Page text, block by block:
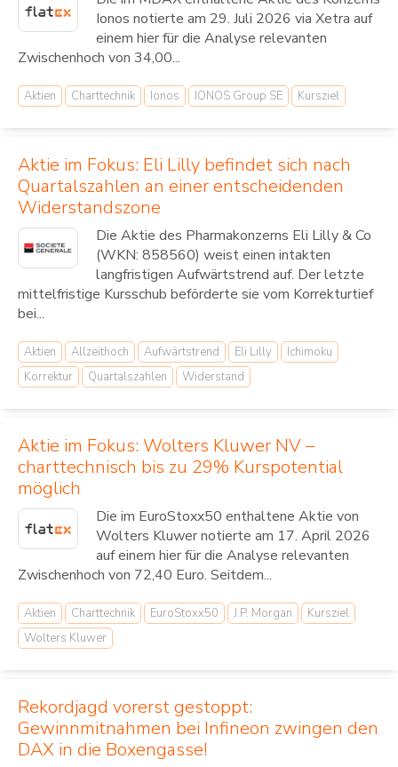
Ionos notierte am 29. Juli 2026 via Xetra auf
einem hier für die Analyse relevanten
Zwischenhoch von 34,00...
Aktien Charttechnik Ionos IONOS Group SE Kursziel
Aktie im Fokus: Eli Lilly befindet sich nach
Quartalszahlen an einer entscheidenden
Widerstandszone
Die Aktie des Pharmakonzerns Eli Lilly & Co
(WKN: 858560) weist einen intakten
langfristigen Aufwärtstrend auf. Der letzte
mittelfristige Kursschub beförderte sie vom Korrekturtief
bei...
Aktien Allzeithoch Aufwärtstrend Eli Lilly
Ichimoku
Korrektur
Quartalszahlen Widerstand
Aktie im Fokus: Wolters Kluwer NV –
charttechnisch bis zu 29% Kurspotential
möglich
Die im EuroStoxx50 enthaltene Aktie von
Wolters Kluwer notierte am 17. April 2026
auf einem hier für die Analyse relevanten
Zwischenhoch von 72,40 Euro. Seitdem...
Aktien Charttechnik EuroStoxx50 J.P. Morgan
Kursziel
Wolters Kluwer
Rekordjagd vorerst gestoppt:
Gewinnmitnahmen bei Infineon zwingen den
DAX in die Boxengasse!